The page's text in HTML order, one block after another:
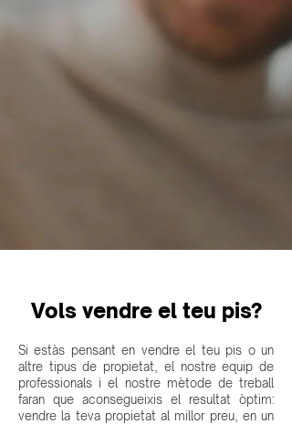
Vols vendre el teu pis?
Si estàs pensant en vendre el teu pis o un
altre tipus de propietat, el nostre equip de
professionals i el nostre mètode de treball
faran que aconsegueixis el resultat òptim:
vendre la teva propietat al millor preu, en un